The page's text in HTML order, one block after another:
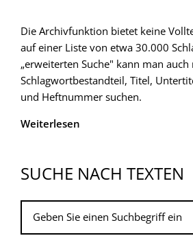
Die Archivfunktion bietet keine
auf einer Liste von etwa 30.000
„erweiterten Suche" kann man auch
Schlagwortbestandteil, Titel,
und Heftnummer suchen.
Weiterlesen
SUCHE NACH TEXTEN